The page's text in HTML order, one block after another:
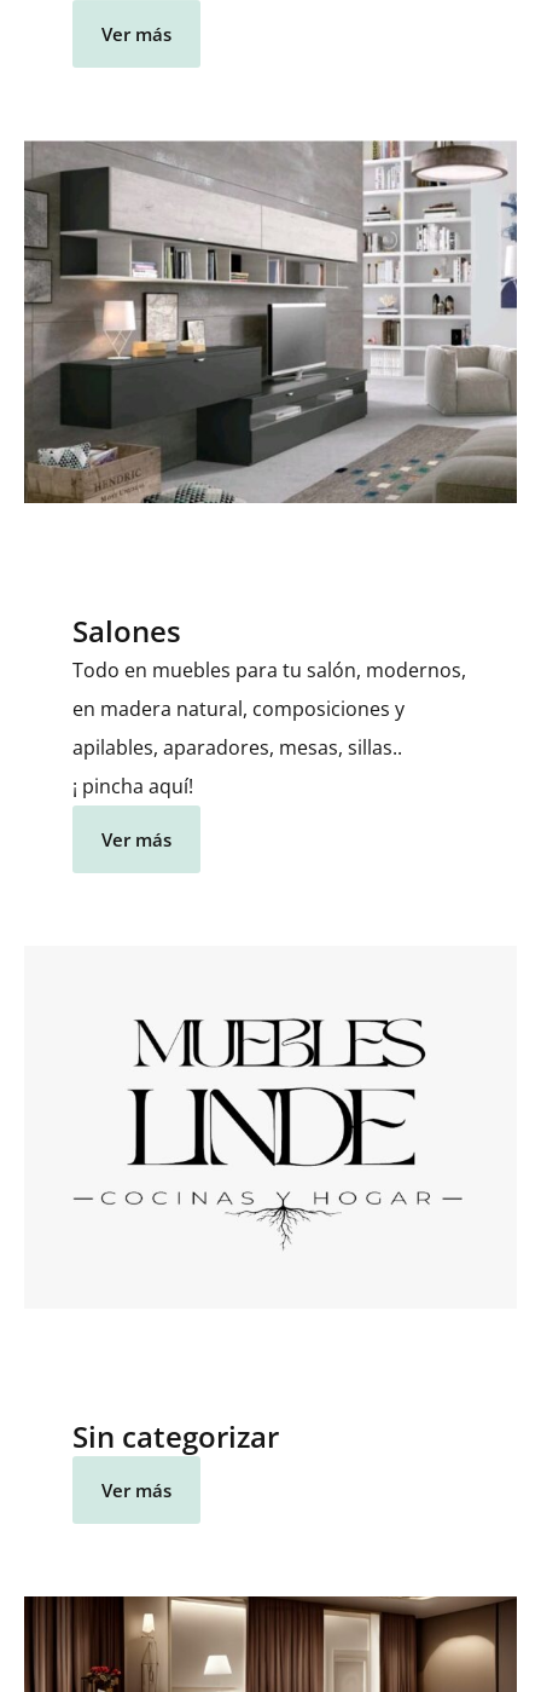
Ver más
Salones
Todo en muebles para tu salón, modernos,
en madera natural, composiciones y
apilables, aparadores, mesas, sillas..
¡ pincha aquí!
Ver más
Sin categorizar
Ver más